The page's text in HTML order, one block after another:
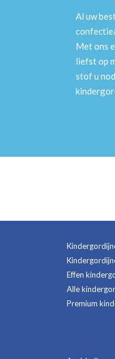
Al uw
Met ons
liefst op
stof u
Effen
Alle
Premium